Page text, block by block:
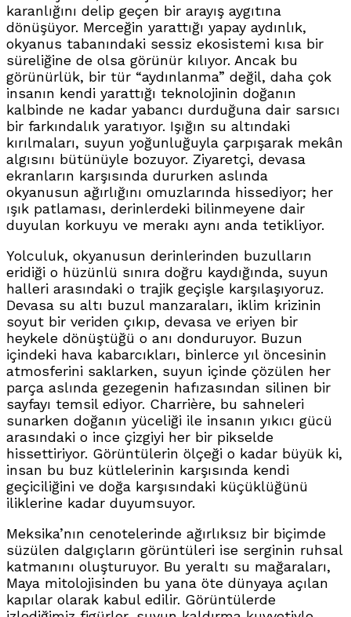
karanlığını delip geçen bir arayış aygıtına
dönüşüyor. Merceğin yarattığı yapay aydınlık,
okyanus tabanındaki sessiz ekosistemi kısa bir
süreliğine de olsa görünür kılıyor. Ancak bu
görünürlük, bir tür “aydınlanma” değil, daha çok
insanın kendi yarattığı teknolojinin doğanın
kalbinde ne kadar yabancı durduğuna dair sarsıcı
bir farkındalık yaratıyor. Işığın su altındaki
kırılmaları, suyun yoğunluğuyla çarpışarak mekân
algısını bütünüyle bozuyor. Ziyaretçi, devasa
ekranların karşısında dururken aslında
okyanusun ağırlığını omuzlarında hissediyor; her
ışık patlaması, derinlerdeki bilinmeyene dair
duyulan korkuyu ve merakı aynı anda tetikliyor.
Yolculuk, okyanusun derinlerinden buzulların
eridiği o hüzünlü sınıra doğru kaydığında, suyun
halleri arasındaki o trajik geçişle karşılaşıyoruz.
Devasa su altı buzul manzaraları, iklim krizinin
soyut bir veriden çıkıp, devasa ve eriyen bir
heykele dönüştüğü o anı donduruyor. Buzun
içindeki hava kabarcıkları, binlerce yıl öncesinin
atmosferini saklarken, suyun içinde çözülen her
parça aslında gezegenin hafızasından silinen bir
sayfayı temsil ediyor. Charrière, bu sahneleri
sunarken doğanın yüceliği ile insanın yıkıcı gücü
arasındaki o ince çizgiyi her bir pikselde
hissettiriyor. Görüntülerin ölçeği o kadar büyük ki,
insan bu buz kütlelerinin karşısında kendi
geçiciliğini ve doğa karşısındaki küçüklüğünü
iliklerine kadar duyumsuyor.
Meksika’nın cenotelerinde ağırlıksız bir biçimde
süzülen dalgıçların görüntüleri ise serginin ruhsal
katmanını oluşturuyor. Bu yeraltı su mağaraları,
Maya mitolojisinden bu yana öte dünyaya açılan
kapılar olarak kabul edilir. Görüntülerde